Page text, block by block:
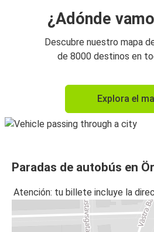
¿Adónde
Descubre nuestro mapa
de 8000 destinos en
Explora el
Paradas de autobús en
Atención: tu billete incluye la